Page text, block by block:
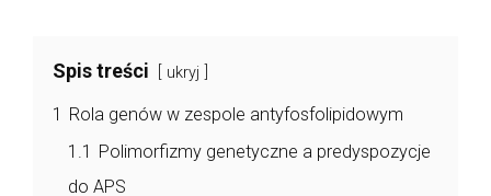
Spis treści ukryj
1 Rola genów w zespole antyfosfolipidowym
1.1 Polimorfizmy genetyczne a predyspozycje
do APS